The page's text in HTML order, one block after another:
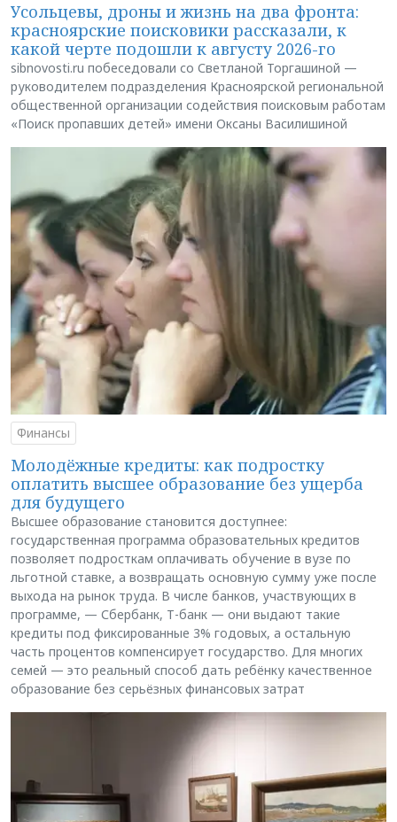
Усольцевы, дроны и жизнь на два фронта:
красноярские поисковики рассказали, к
какой черте подошли к августу 2026-го
sibnovosti.ru побеседовали со Светланой Торгашиной —
руководителем подразделения Красноярской региональной
общественной организации содействия поисковым работам
«Поиск пропавших детей» имени Оксаны Василишиной
Финансы
Молодёжные кредиты: как подростку
оплатить высшее образование без ущерба
для будущего
Высшее образование становится доступнее:
государственная программа образовательных кредитов
позволяет подросткам оплачивать обучение в вузе по
льготной ставке, а возвращать основную сумму уже после
выхода на рынок труда. В числе банков, участвующих в
программе, — Сбербанк, Т-банк — они выдают такие
кредиты под фиксированные 3% годовых, а остальную
часть процентов компенсирует государство. Для многих
семей — это реальный способ дать ребёнку качественное
образование без серьёзных финансовых затрат